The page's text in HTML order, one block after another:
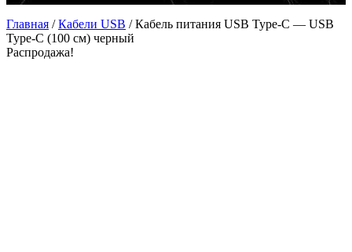
Главная /Кабели USB /Кабель питания USB Type-C — USB
Type-C (100 см) черный
Распродажа!